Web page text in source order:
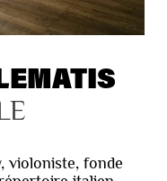
violoniste, fonde